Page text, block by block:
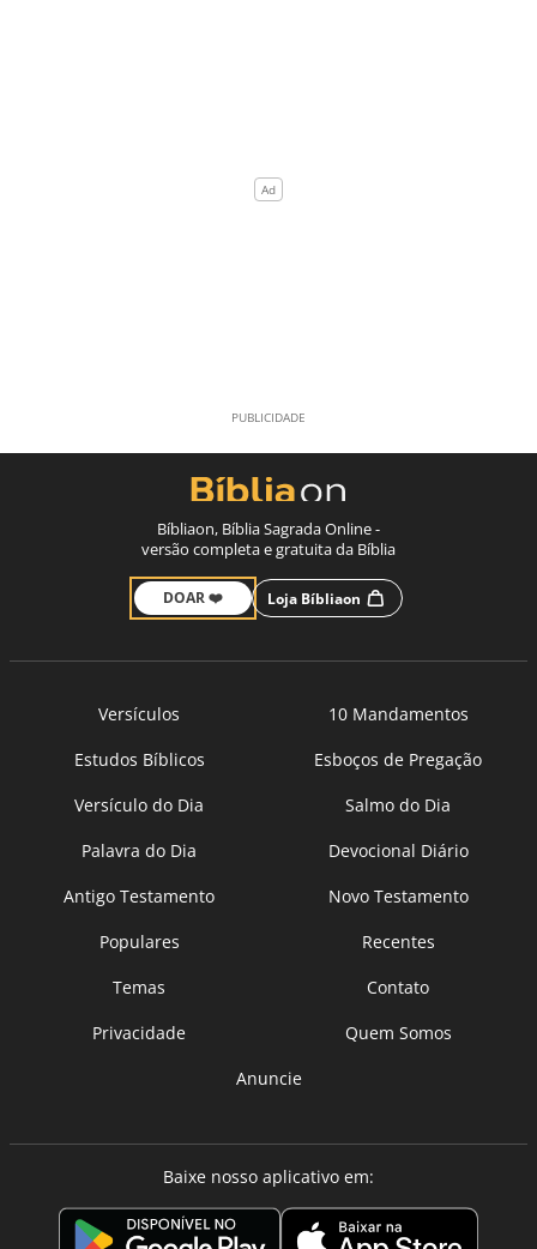
Bíbliaon, Bíblia Sagrada Online -
versão completa e gratuita da Bíblia
DOAR ❤️ Loja Bíbliaon
Versículos
10 Mandamentos
Estudos Bíblicos
Esboços de Pregação
Versículo do Dia
Salmo do Dia
Palavra do Dia
Devocional Diário
Antigo Testamento
Novo Testamento
Populares
Recentes
Temas
Contato
Privacidade
Quem Somos
Anuncie
Baixe nosso aplicativo em: